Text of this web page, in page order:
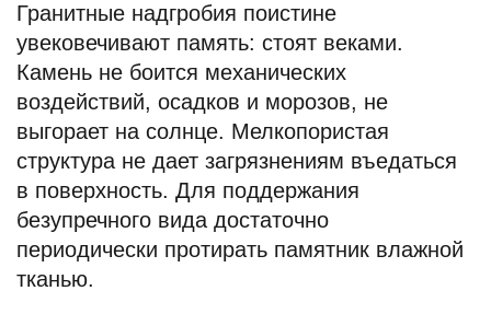
Гранитные надгробия поистине
увековечивают память: стоят веками.
Камень не боится механических
воздействий, осадков и морозов, не
выгорает на солнце. Мелкопористая
структура не дает загрязнениям въедаться
в поверхность. Для поддержания
безупречного вида достаточно
периодически протирать памятник влажной
тканью.